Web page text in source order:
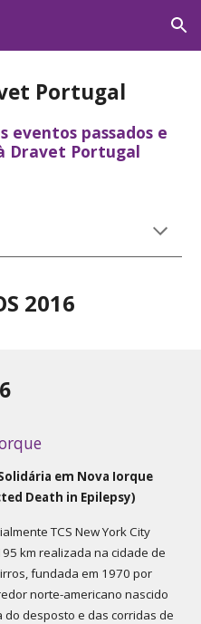
Skip to navigation
Portugal
eventos passados e
Dravet Portugal
2016
em Nova Iorque
Death in Epilepsy)
TCS New York City
km realizada na cidade de
fundada em 1970 por
norte-americano nascido
desposto e das corridas de